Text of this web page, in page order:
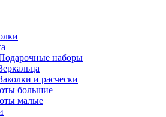
наборы
и расчески
большие
малые